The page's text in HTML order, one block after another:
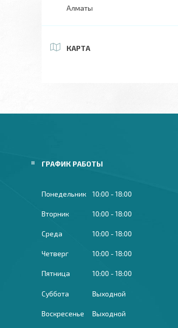
Алматы
КАРТА
ГРАФИК РАБОТЫ
Понедельник 10:00 18:00
Вторник 10:00 18:00
Среда 10:00 18:00
Четверг 10:00 18:00
Пятница 10:00 18:00
Суббота Выходной
Воскресенье Выходной